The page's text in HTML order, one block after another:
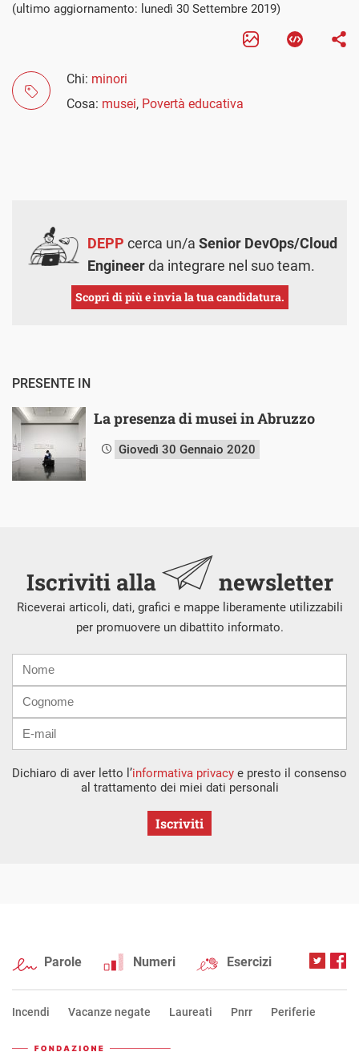
(ultimo aggiornamento: lunedì 30 Settembre 2019)
Chi: minori
Cosa: musei, Povertà educativa
DEPP cerca un/a Senior DevOps/Cloud
Engineerda integrare nel suo team.
Scopri di più e invia la tua candidatura.
PRESENTE IN
La presenza di musei in Abruzzo
Giovedì 30 Gennaio 2020
Iscriviti alla newsletter
Riceverai articoli, dati, grafici e mappe liberamente utilizzabili
per promuovere un dibattito informato.
mail
Dichiaro di aver letto l’informativa privacy e presto il consenso
al trattamento dei miei dati personali
Iscriviti
Parole Numeri Esercizi
Incendi Vacanze negate Laureati Pnrr Periferie